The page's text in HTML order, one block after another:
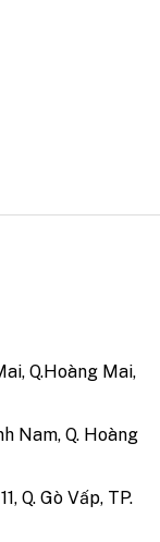
Q.Hoàng Mai,
Nam, Q. Hoàng
Q. Gò Vấp, TP.